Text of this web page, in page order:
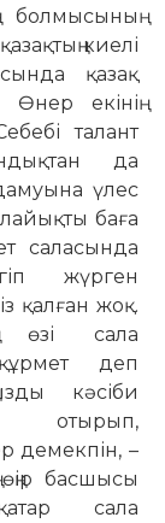
болмысының
киелі
қазақ
екінің
талант
да
үлес
баға
саласында
жүрген
қалған жоқ.
өзі сала
құрмет деп
кәсіби
отырып,
демекпін, –
басшысы
сала